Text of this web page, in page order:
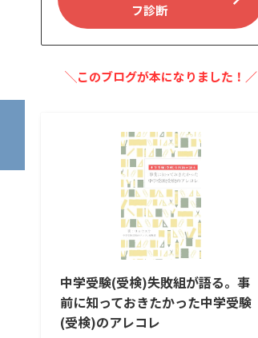
フ診断
╲このブログが本になりました！／
中学受験(受検)失敗組が語る。事
前に知っておきたかった中学受験
(受検)のアレコレ